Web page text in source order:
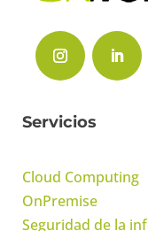
Servicios
Cloud Computing
OnPremise
Seguridad de la